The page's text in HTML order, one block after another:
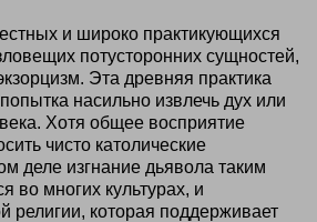
и широко практикующихся
потусторонних сущностей,
Эта древняя практика
насильно извлечь дух или
Хотя общее восприятие
чисто католические
деле изгнание дьявола таким
во многих культурах, и
религии, которая поддерживает